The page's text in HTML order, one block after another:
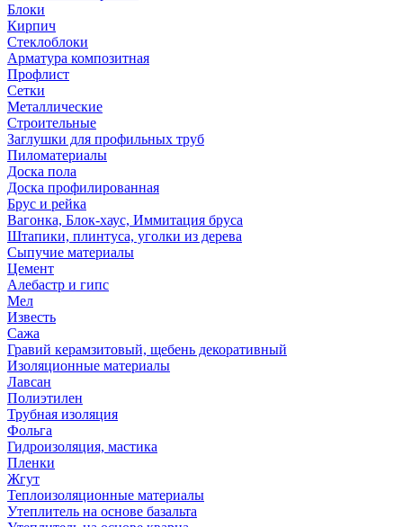
Блоки
Кирпич
Стеклоблоки
Арматура композитная
Профлист
Сетки
Металлические
Строительные
Заглушки для профильных труб
Пиломатериалы
Доска пола
Доска профилированная
Брус и рейка
Вагонка, Блок-хаус, Иммитация бруса
Штапики, плинтуса, уголки из дерева
Сыпучие материалы
Цемент
Алебастр и гипс
Мел
Известь
Сажа
Гравий керамзитовый, щебень декоративный
Изоляционные материалы
Лавсан
Полиэтилен
Трубная изоляция
Фольга
Гидроизоляция, мастика
Пленки
Жгут
Теплоизоляционные материалы
Утеплитель на основе базальта